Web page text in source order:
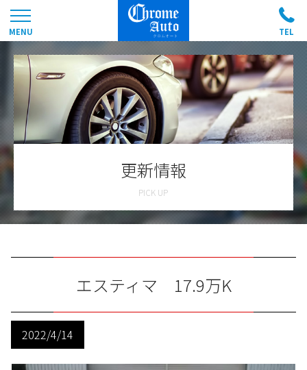
更新情報
エスティマ 17.9万K
2022/4/14